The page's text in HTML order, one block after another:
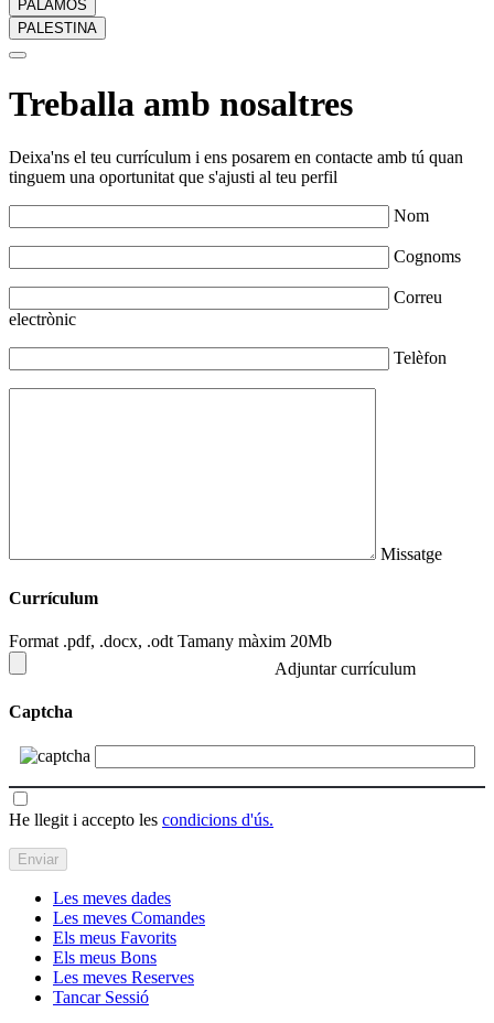
PALAMÓS
PALESTINA
Treballa amb nosaltres
Deixa'ns el teu currículum i ens posarem en contacte amb tú quan
tinguem una oportunitat que s'ajusti al teu perfil
Nom
Cognoms
Correu
electrònic
Telèfon
Missatge
Currículum
Format .pdf, .docx, .odt Tamany màxim 20Mb
Adjuntar currículum
Captcha
He llegit i accepto les condicions d'ús.
Les meves dades
Les meves Comandes
Els meus Favorits
Els meus Bons
Les meves Reserves
Tancar Sessió